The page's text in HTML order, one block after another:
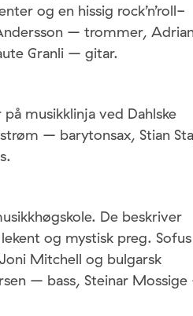
og en hissig rock’n’roll-
– trommer, Adrian
Granli – gitar.
musikklinja ved Dahlske
– barytonsax, Stian
De beskriver
og mystisk preg.
Mitchell og bulgarsk
– bass, Steinar